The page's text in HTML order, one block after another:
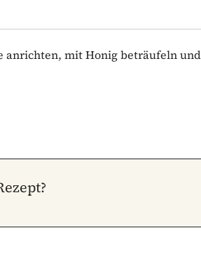
anrichten, mit Honig beträufeln